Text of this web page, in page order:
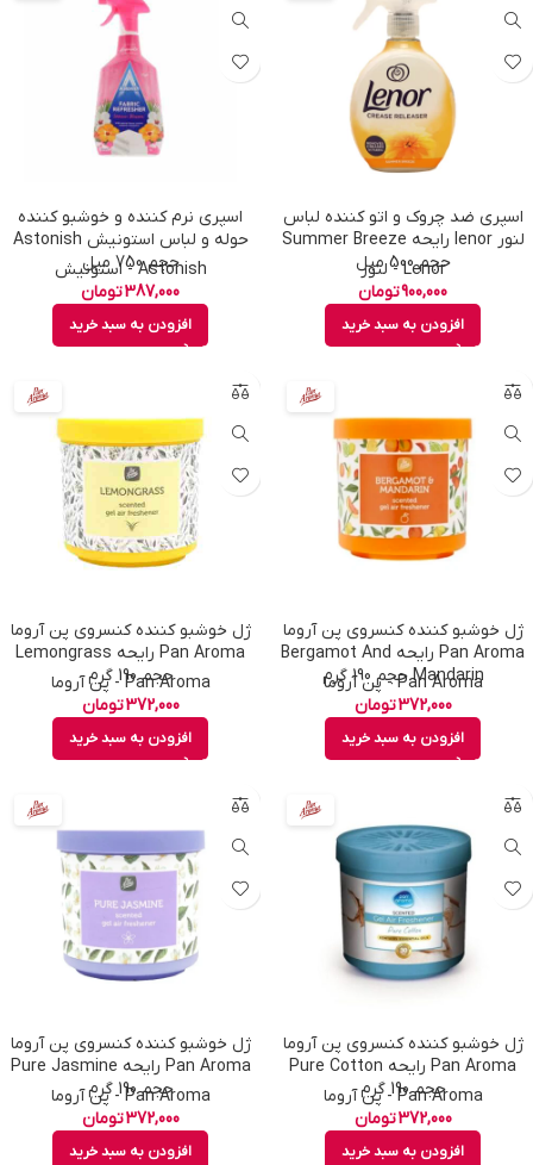
اسپری ضد چروک و اتو کننده لباس
لنور lenor رایحه Summer Breeze
حجم 500 میل
Lenor - لنور
900,000تومان
افزودن به سبد خرید
اسپری نرم کننده و خوشبو کننده
حوله و لباس استونیش Astonish
حجم 750 میل
Astonish - استونیش
387,000تومان
افزودن به سبد خرید
ژل خوشبو کننده کنسروی پن آروما
Pan Aroma رایحه Bergamot And
Mandarin حجم 190 گرم
Pan Aroma - پن آروما
372,000تومان
افزودن به سبد خرید
ژل خوشبو کننده کنسروی پن آروما
Pan Aroma رایحه Lemongrass
حجم 190 گرم
Pan Aroma - پن آروما
372,000تومان
افزودن به سبد خرید
ژل خوشبو کننده کنسروی پن آروما
Pan Aroma رایحه Pure Cotton
حجم 190 گرم
Pan Aroma - پن آروما
372,000تومان
افزودن به سبد خرید
ژل خوشبو کننده کنسروی پن آروما
Pan Aroma رایحه Pure Jasmine
حجم 190 گرم
Pan Aroma - پن آروما
372,000تومان
افزودن به سبد خرید